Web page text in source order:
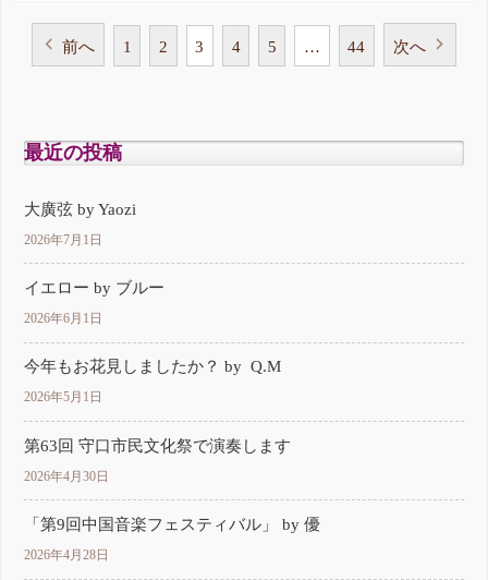
稿
の
ペ
ー
ジ
送
り
前へ 1 2 3 4 5 … 44 次へ
最近の投稿
大廣弦 by Yaozi
2026年7月1日
イエロー by ブルー
2026年6月1日
今年もお花見しましたか？ by Q.M
2026年5月1日
第63回 守口市民文化祭で演奏します
2026年4月30日
「第9回中国音楽フェスティバル」 by 優
2026年4月28日